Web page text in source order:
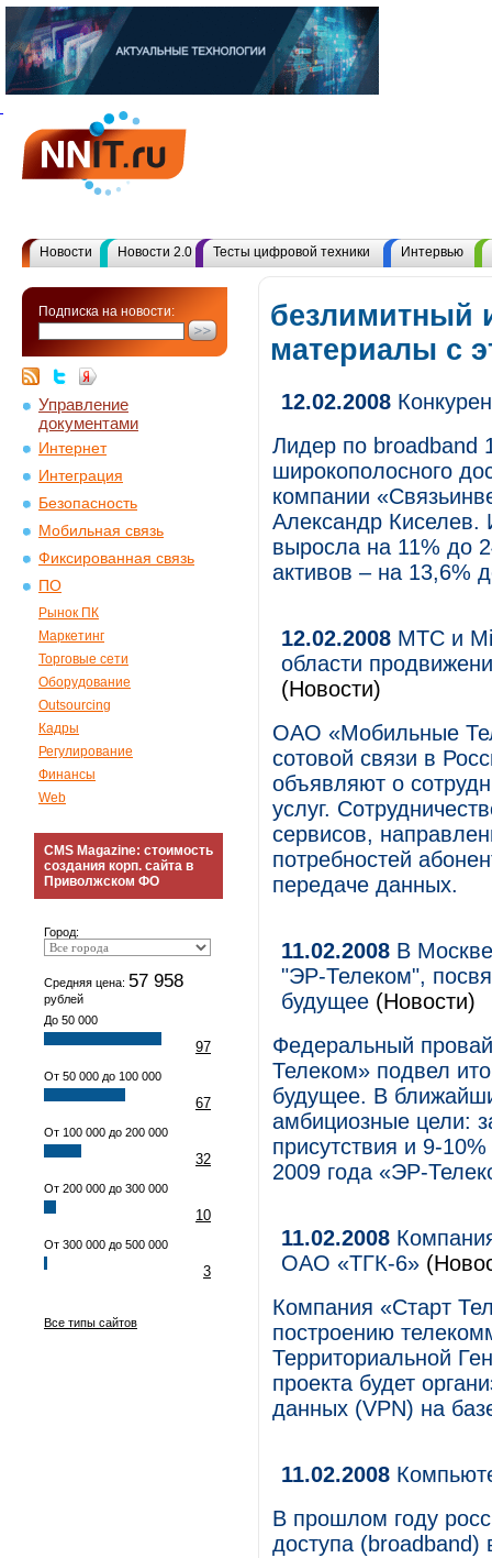
Новости Новости 2.0 Тесты цифровой техники Интервью
Подписка на новости:
Управление
документами
Интернет
Интеграция
Безопасность
Мобильная связь
Фиксированная связь
ПО
Рынок ПК
Маркетинг
Торговые сети
Оборудование
Outsourcing
Кадры
Регулирование
Финансы
Web
CMS Magazine: стоимость
создания корп. сайта в
Приволжском ФО
Город:
Средняя цена: 57 958
рублей
До 50 000
97
От 50 000 до 100 000
67
От 100 000 до 200 000
32
От 200 000 до 300 000
10
От 300 000 до 500 000
3
Все типы сайтов
безлимитный
материалы с
12.02.2008
Лидер по broadband
широкополосного
компании
Александр Киселев.
выросла на 11% до
активов – на 13,6%
12.02.2008 МТС и
области
(Новости)
ОАО «Мобильные
сотовой связи в
объявляют о
услуг.
сервисов,
потребностей
передаче данных.
11.02.2008 В
"ЭР-Телеком",
будущее (Новости)
Федеральный
Телеком» подвел
будущее. В
амбициозные цели:
присутствия и 9-
2009 года «ЭР-
11.02.2008
ОАО «ТГК-6»
Компания «Старт
построению
Территориальной
проекта будет
данных (VPN) на
11.02.2008
В прошлом году
доступа (broadband)